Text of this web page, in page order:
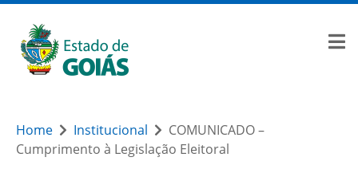
Home Institucional
COMUNICADO –
Cumprimento à Legislação Eleitoral